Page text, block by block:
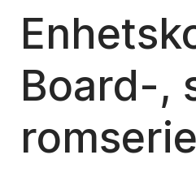
Board-,